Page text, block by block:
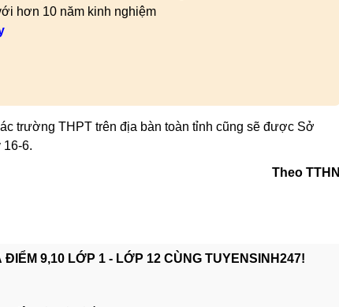
hơn 10 năm kinh nghiệm
trường THPT trên địa bàn toàn tỉnh cũng sẽ được Sở
16-6.
Theo TTHN
9,10 LỚP 1 - LỚP 12 CÙNG TUYENSINH247!